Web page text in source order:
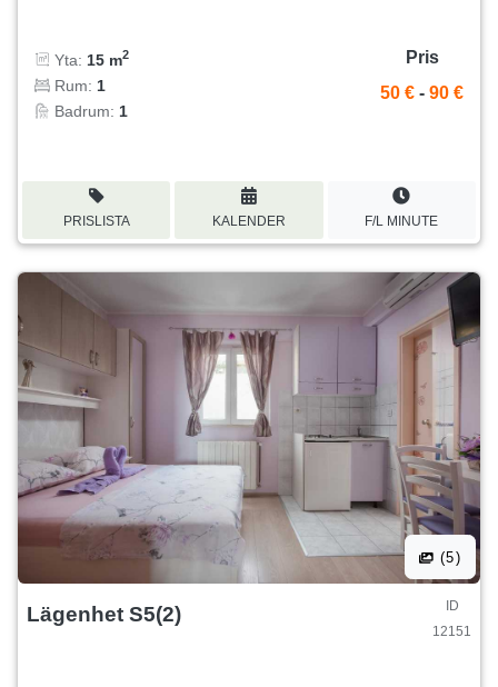
Yta: 15 m2
Rum: 1
Badrum: 1
Pris
50 € - 90 €
PRISLISTA KALENDER F/L MINUTE
(5)
Lägenhet S5(2)
ID
12151